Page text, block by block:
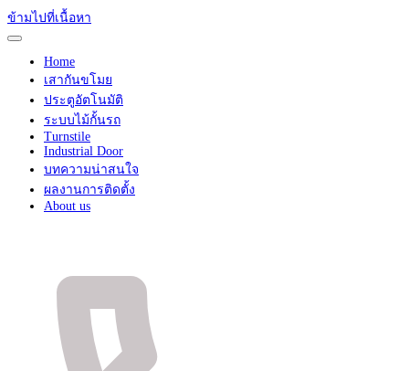
ข้ามไปที่เนื้อหา
Home
เสากันขโมย
ประตูอัตโนมัติ
ระบบไม้กั้นรถ
Turnstile
Industrial Door
บทความน่าสนใจ
ผลงานการติดตั้ง
About us